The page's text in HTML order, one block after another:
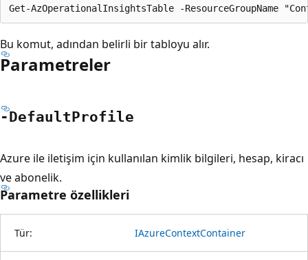
Bu komut, adından belirli bir tabloyu alır.
Parametreler
-DefaultProfile
Azure ile iletişim için kullanılan kimlik bilgileri, hesap, kiracı
ve abonelik.
Parametre özellikleri
Tür: IAzureContextContainer